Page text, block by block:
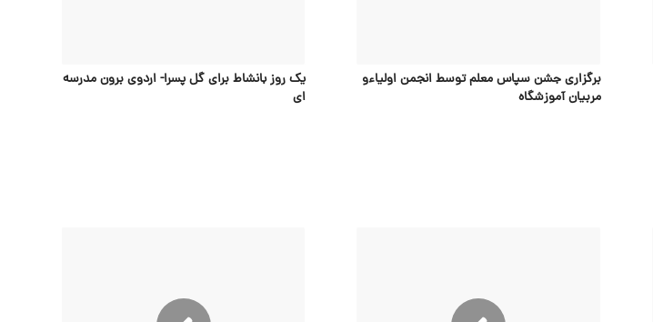
برگزاری جشن سپاس معلم توسط انجمن اولیاءو
مربیان آموزشگاه
یک روز بانشاط برای گل پسرا- اردوی برون مدرسه
ای